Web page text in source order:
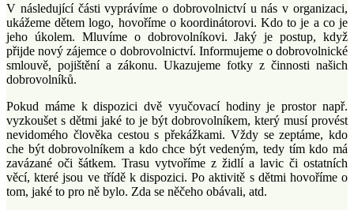
V následující části vyprávíme o dobrovolnictví u nás v organizaci,
ukážeme dětem logo, hovoříme o koordinátorovi. Kdo to je a co je
jeho úkolem. Mluvíme o dobrovolníkovi. Jaký je postup, když
přijde nový zájemce o dobrovolnictví. Informujeme o dobrovolnické
smlouvě, pojištění a zákonu. Ukazujeme fotky z činnosti našich
dobrovolníků.
Pokud máme k dispozici dvě vyučovací hodiny je prostor např.
vyzkoušet s dětmi jaké to je být dobrovolníkem, který musí provést
nevidomého člověka cestou s překážkami. Vždy se zeptáme, kdo
che být dobrovolníkem a kdo chce být vedeným, tedy tím kdo má
zavázané oči šátkem. Trasu vytvoříme z židlí a lavic či ostatních
věcí, které jsou ve třídě k dispozici. Po aktivitě s dětmi hovoříme o
tom, jaké to pro ně bylo. Zda se něčeho obávali, atd.